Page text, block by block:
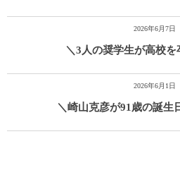
2026年6月7日
＼3人の奨学生が高校
2026年6月1日
＼崎山克彦が91歳の誕生